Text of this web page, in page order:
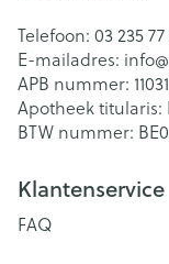
Telefoon: 03 235
E-mailadres: info@
APB nummer:
Apotheek titularis:
BTW nummer:
Klantenservice
FAQ